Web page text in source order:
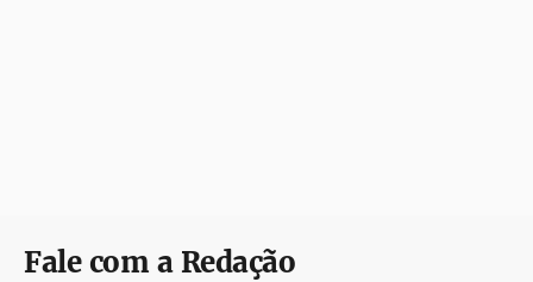
Fale com a Redação